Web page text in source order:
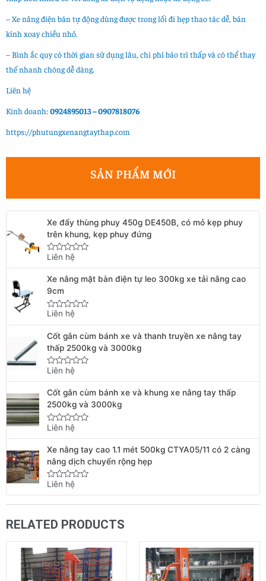
– Xe nâng điện bán tự động dùng được trong lối đi hẹp thao tác dễ, bán
kính xoay chiều nhỏ.
– Bình ắc quy có thời gian sử dụng lâu, chi phí bảo trì thấp và có thể thay
thế nhanh chóng dễ dàng.
Liên hệ
Kinh doanh:0924895013 – 0907818076
https://phutungxenangtaythap.com
SẢN PHẨM MỚI
Xe đẩy thùng phuy 450g DE450B, có mỏ kẹp phuy
trên khung, kẹp phuy đứng
Rated
0
of
5
Liên hệ
Xe nâng mặt bàn điện tự leo 300kg xe tải nâng cao
9cm
Rated
0
out
of
5
Liên hệ
Cốt gắn cùm bánh xe và thanh truyền xe nâng tay
thấp 2500kg và 3000kg
Rated
0
out
of
5
Liên hệ
Cốt gắn cùm bánh xe và khung xe nâng tay thấp
2500kg và 3000kg
Rated
0
of
5
Liên hệ
Xe nâng tay cao 1.1 mét 500kg CTYA05/11 có 2 càng
nâng dịch chuyển rộng hẹp
Rated
0
Liên hệ
RELATED PRODUCTS